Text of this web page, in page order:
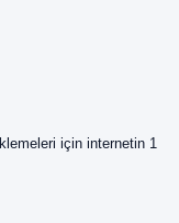
için internetin 1